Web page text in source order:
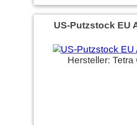
US-Putzstock EU
Hersteller: Tetra